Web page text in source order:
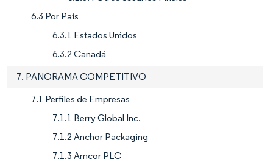
6.3 Por País
6.3.1 Estados Unidos
6.3.2 Canadá
7. PANORAMA COMPETITIVO
7.1 Perfiles de Empresas
7.1.1 Berry Global Inc.
7.1.2 Anchor Packaging
7.1.3 Amcor PLC